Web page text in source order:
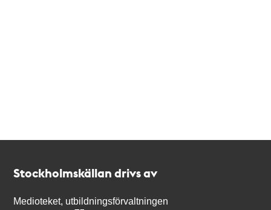
Stockholmskällan drivs av
Medioteket, utbildningsförvaltningen